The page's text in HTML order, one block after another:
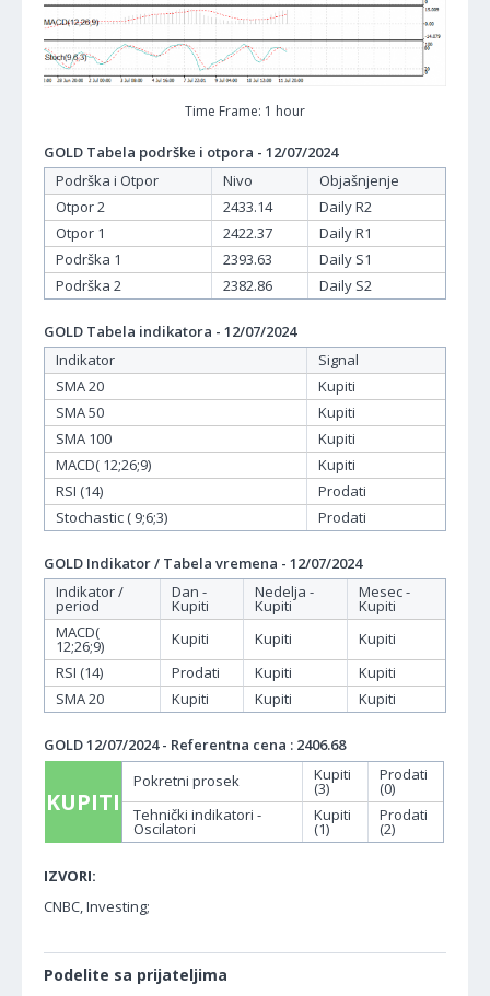
Time Frame: 1 hour
GOLD Tabela podrške i otpora - 12/07/2024
Podrška i Otpor
Nivo
Objašnjenje
Otpor 2
2433.14
Daily R2
Otpor 1
2422.37
Daily R1
Podrška 1
2393.63
Daily S1
Podrška 2
2382.86 Daily S2
GOLD Tabela indikatora - 12/07/2024
Indikator
Signal
SMA 20
Kupiti
SMA 50
Kupiti
SMA 100
Kupiti
MACD( 12;26;9)
Kupiti
RSI (14)
Prodati
Stochastic ( 9;6;3)
Prodati
GOLD Indikator / Tabela vremena - 12/07/2024
Indikator /
period
Dan -
Kupiti
Nedelja -
Kupiti
Mesec -
Kupiti
MACD(
12;26;9) Kupiti Kupiti
Kupiti
RSI (14)
Prodati Kupiti
Kupiti
SMA 20
Kupiti Kupiti Kupiti
GOLD 12/07/2024 - Referentna cena : 2406.68
KUPITI
Pokretni prosek Kupiti
(3)
Prodati
(0)
Tehnički indikatori -
Oscilatori
Kupiti
(1)
Prodati
(2)
IZVORI:
CNBC, Investing;
Podelite sa prijateljima